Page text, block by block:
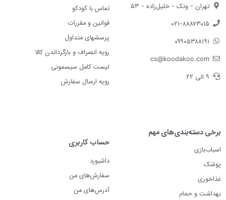
تهران - ونک - خلیل‌زاده - ۵۳
۰۲۱-۸۸۸۷۳۰۱۵
۰۹۹۰۵۳۸۸۱۹۱
cs@koodakoo.com
۹ الی ۲۲
تماس با کودکو
قوانین و مقررات
پرسشهای متداول
رویه انصراف و بازگرداندن کالا
لیست کامل سیسمونی
رویه ارسال سفارش
برخی دسته‌بندی‌های مهم
اسباب‌بازی
پوشک
غذاخوری
بهداشت و حمام
حساب کاربری
داشبورد
سفارش‌های من
آدرس‌های من